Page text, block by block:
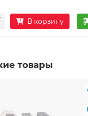
В корзину
товары